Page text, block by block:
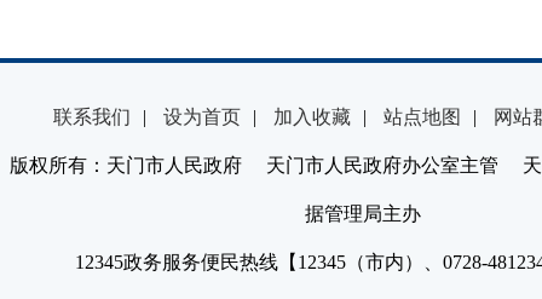
联系我们 | 设为首页 | 加入收藏 | 站点地图 | 网站
版权所有：天门市人民政府 天门市人民政府办公室主管 天
据管理局主办
12345政务服务便民热线【12345（市内）、0728-